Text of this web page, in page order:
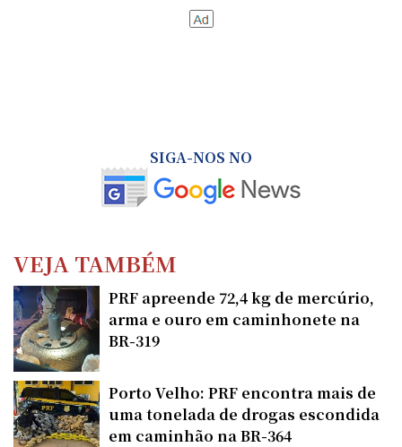
SIGA-NOS NO
VEJA TAMBÉM
PRF apreende 72,4 kg de mercúrio,
arma e ouro em caminhonete na
BR-319
Porto Velho: PRF encontra mais de
uma tonelada de drogas escondida
em caminhão na BR-364